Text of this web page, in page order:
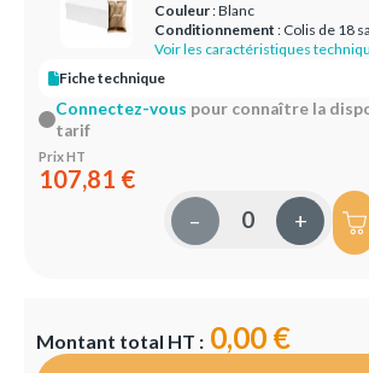
Couleur: Blanc
Conditionnement : Colis de 18
Voir les caractéristiques
Fiche technique
Connectez-vous pour connaître la
tarif
Prix HT
107,81 €
– +
Montant total HT : 0,00 €